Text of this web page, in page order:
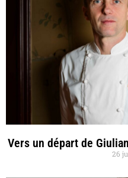
Vers un départ de
26